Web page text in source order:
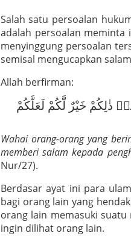
Salah satu persoalan
adalah persoalan meminta
menyinggung persoalan
semisal mengucapkan
Allah berfirman:
ذٰلِكُمْ خَيْرٌ لَّكُمْ لَعَلَّكُمْ
Wahai orang-orang yang
memberi salam kepada
Nur/27).
Berdasar ayat ini para
bagi orang lain yang
orang lain memasuki
ingin dilihat orang lain.